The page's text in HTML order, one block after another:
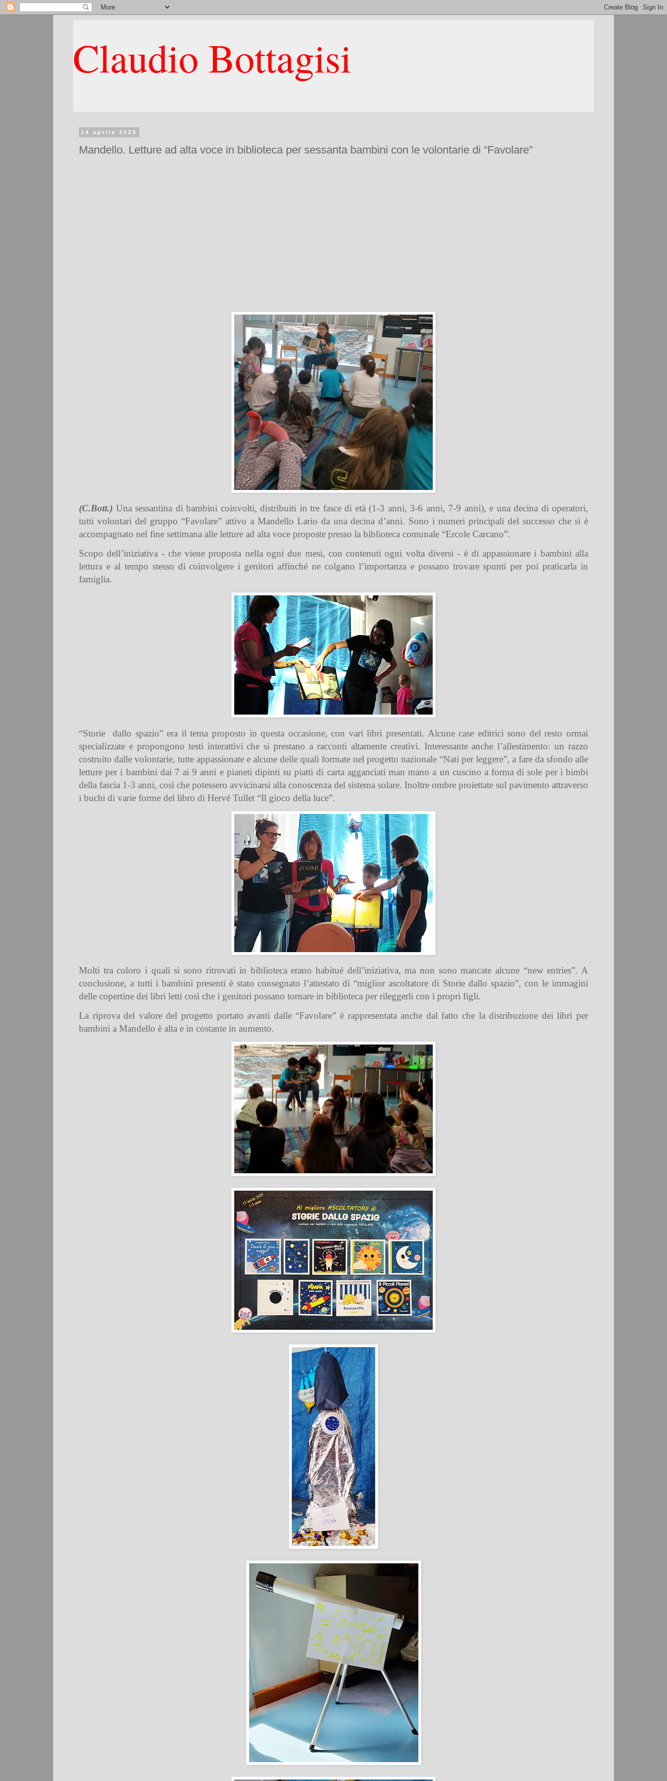
Claudio Bottagisi
14 aprile 2025
Mandello. Letture ad alta voce in biblioteca per sessanta bambini con le volontarie di “Favolare”
(C.Bott.) Una sessantina di bambini coinvolti, distribuiti in tre fasce di età (1-3 anni, 3-6 anni, 7-9 anni), e una decina di operatori,
tutti volontari del gruppo “Favolare” attivo a Mandello Lario da una decina d’anni. Sono i numeri principali del successo che si è
accompagnato nel fine settimana alle letture ad alta voce proposte presso la biblioteca comunale “Ercole Carcano”.
Scopo dell’iniziativa - che viene proposta nella ogni due mesi, con contenuti ogni volta diversi - è di appassionare i bambini alla
lettura e al tempo stesso di coinvolgere i genitori affinché ne colgano l’importanza e possano trovare spunti per poi praticarla in
famiglia.
“Storie
dallo spazio” era il tema proposto in questa occasione, con vari libri presentati. Alcune case editrici sono del resto ormai
specializzate e propongono testi interattivi che si prestano a racconti altamente creativi. Interessante anche l’allestimento: un razzo
costruito dalle volontarie, tutte appassionate e alcune delle quali formate nel progetto nazionale “Nati per leggere”, a fare da sfondo alle
letture per i bambini dai 7 ai 9 anni e pianeti dipinti su piatti di carta agganciati man mano a un cuscino a forma di sole per i bimbi
della fascia 1-3 anni, così che potessero avvicinarsi alla conoscenza del sistema solare. Inoltre ombre proiettate sul pavimento attraverso
i buchi di varie forme del libro di Hervé Tullet “Il gioco della luce”.
Molti tra coloro i quali si sono ritrovati in biblioteca erano habitué dell’iniziativa, ma non sono mancate alcune “new entries”. A
conclusione, a tutti i bambini presenti è stato consegnato l’attestato di “miglior ascoltatore di Storie dallo spazio”, con le immagini
delle copertine dei libri letti così che i genitori possano tornare in biblioteca per rileggerli con i propri figli.
La riprova del valore del progetto portato avanti dalle “Favolare” è rappresentata anche dal fatto che la distribuzione dei libri per
bambini a Mandello è alta e in costante in aumento.